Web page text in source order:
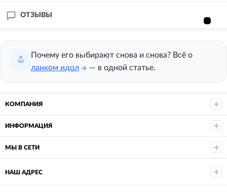
ОТЗЫВЫ
Почему его выбирают снова и снова? Всё о
ланком идол
— в одной статье.
КОМПАНИЯ
ИНФОРМАЦИЯ
МЫ В СЕТИ
НАШ АДРЕС